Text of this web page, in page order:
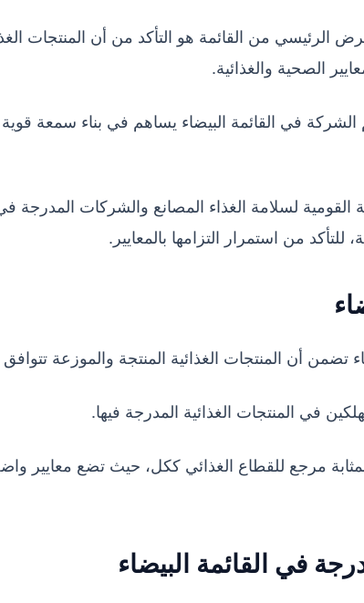
الرئيسي من القائمة هو التأكد من أن المنتجات
الصحية والغذائية.
الشركة في القائمة البيضاء يساهم في بناء سمعة
القومية لسلامة الغذاء المصانع والشركات المدرجة
للتأكد من استمرار التزامها بالمعايير.
تضمن أن المنتجات الغذائية المنتجة والموزعة
في المنتجات الغذائية المدرجة فيها.
مرجع للقطاع الغذائي ككل، حيث تضع معايير
في القائمة البيضاء